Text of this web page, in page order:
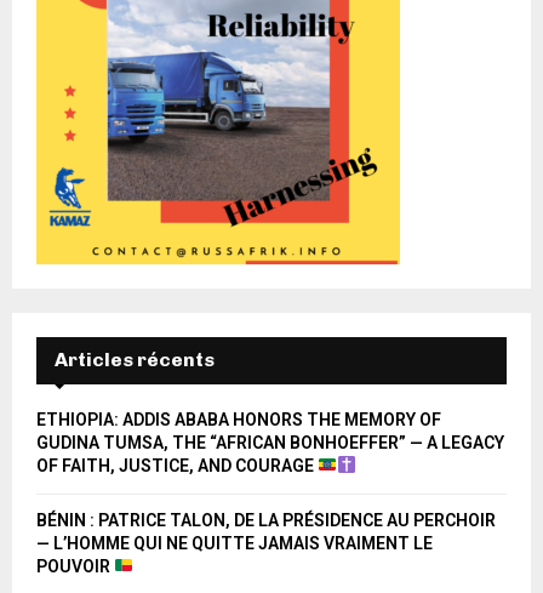
Articles récents
ETHIOPIA: ADDIS ABABA HONORS THE MEMORY OF
GUDINA TUMSA, THE “AFRICAN BONHOEFFER” — A LEGACY
OF FAITH, JUSTICE, AND COURAGE
BÉNIN : PATRICE TALON, DE LA PRÉSIDENCE AU PERCHOIR
— L’HOMME QUI NE QUITTE JAMAIS VRAIMENT LE
POUVOIR